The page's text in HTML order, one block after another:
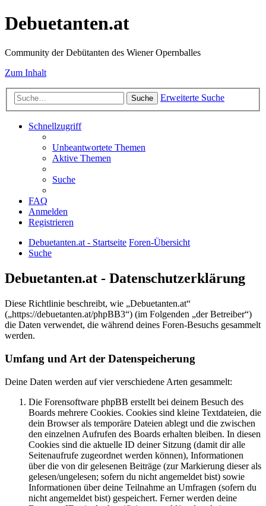
Debuetanten.at
Community der Debütanten des Wiener Opernballes
Zum Inhalt
Suche Erweiterte Suche
Schnellzugriff
Unbeantwortete Themen
Aktive Themen
Suche
FAQ
Anmelden
Registrieren
Debuetanten.at - Startseite Foren-Übersicht
Suche
Debuetanten.at - Datenschutzerklärung
Diese Richtlinie beschreibt, wie „Debuetanten.at“
(„https://debuetanten.at/phpBB3“) (im Folgenden „der Betreiber“)
die Daten verwendet, die während deines Foren-Besuchs gesammelt
werden.
Umfang und Art der Datenspeicherung
Deine Daten werden auf vier verschiedene Arten gesammelt:
Die Forensoftware phpBB erstellt bei deinem Besuch des
Boards mehrere Cookies. Cookies sind kleine Textdateien, die
dein Browser als temporäre Dateien ablegt und die zwischen
den einzelnen Aufrufen des Boards erhalten bleiben. In diesen
Cookies sind die aktuelle ID deiner Sitzung (damit dir alle
Seitenaufrufe zugeordnet werden können), Informationen
über die von dir gelesenen Beiträge (zur Markierung dieser als
gelesen/ungelesen; sofern du nicht angemeldet bist) sowie
Informationen über deine Teilnahme an Umfragen (sofern du
nicht angemeldet bist) gespeichert. Ferner werden deine